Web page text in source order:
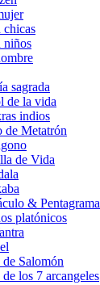
chicas
niños
sagrada
de la vida
indios
de Metatrón
de Vida
& Pentagrama
platónicos
Salomón
los 7 arcangeles